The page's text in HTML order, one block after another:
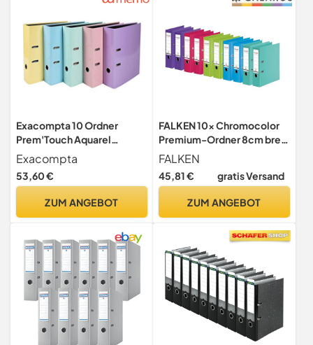
Exacompta 10 Ordner
Prem'Touch Aquarel
Rücken 80 mm A4 sortiert
Exacompta
53,60 €
ZUM ANGEBOT
FALKEN 10x Chromocolor
Premium-Ordner 8cm breit
DIN A4 5 Farben
FALKEN
45,81 € gratis Versand
ZUM ANGEBOT